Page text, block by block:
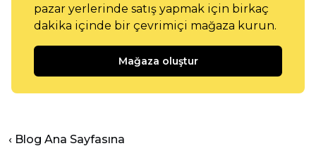
pazar yerlerinde satış yapmak için birkaç
dakika içinde bir çevrimiçi mağaza kurun.
Mağaza oluştur
‹ Blog Ana Sayfasına